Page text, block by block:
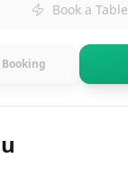
Book a Table